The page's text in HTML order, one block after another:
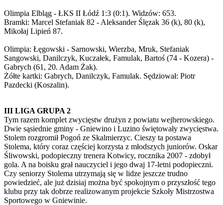
Olimpia Elbląg - ŁKS II Łódź 1:3 (0:1). Widzów: 653.
Bramki: Marcel Stefaniak 82 - Aleksander Ślęzak 36 (k), 80 (k),
Mikołaj Lipień 87.
Olimpia: Łęgowski - Sarnowski, Wierzba, Mruk, Stefaniak
Sangowski, Danilczyk, Kuczałek, Famulak, Bartoś (74 - Kozera) -
Gabrych (61, 20. Adam Żak).
Żółte kartki: Gabrych, Danilczyk, Famulak. Sędziował: Piotr
Pazdecki (Koszalin).
III LIGA GRUPA 2
Tym razem komplet zwycięstw drużyn z powiatu wejherowskiego.
Dwie sąsiednie gminy - Gniewino i Luzino świętowały zwycięstwa.
Stolem rozgromił Pogoń ze Skalmierzyc. Cieszy ta postawa
Stolema, który coraz częściej korzysta z młodszych juniorów. Oskar
Śliwowski, podopieczny trenera Kotwicy, rocznika 2007 - zdobył
gola. A na boisku grał nauczyciel i jego dwaj 17-letni podopieczni.
Czy seniorzy Stolema utrzymają się w lidze jeszcze trudno
powiedzieć, ale już dzisiaj można być spokojnym o przyszłość tego
klubu przy tak dobrze realizowanym projekcie Szkoły Mistrzostwa
Sportowego w Gniewinie.